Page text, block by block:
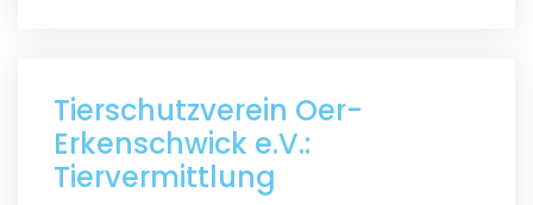
Tierschutzverein Oer-
Erkenschwick e.V.:
Tiervermittlung